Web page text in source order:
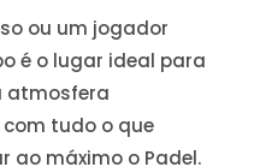
ou um jogador
é o lugar ideal para
atmosfera
tudo o que
ao máximo o Padel.